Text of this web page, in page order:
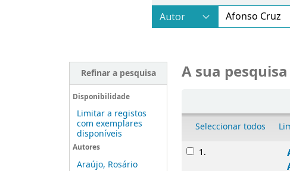
Refinar a pesquisa
Disponibilidade
Limitar a registos
com exemplares
disponíveis
Autores
Araújo, Rosário
A sua
Seleccionar todos
Resultados
1.